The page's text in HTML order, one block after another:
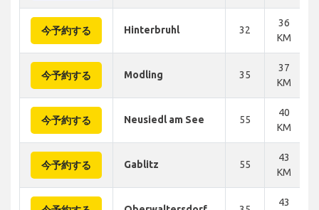
今予約する Hinterbruhl 32
36
KM
今予約する Modling 35
37
KM
今予約する Neusiedl am See 55
40
KM
今予約する Gablitz 55
43
KM
43